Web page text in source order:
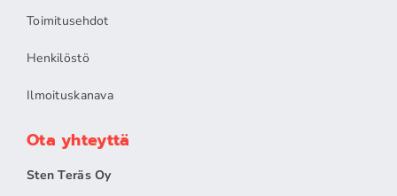
Toimitusehdot
Henkilöstö
Ilmoituskanava
Ota yhteyttä
Sten Teräs Oy